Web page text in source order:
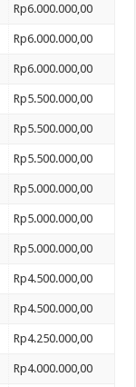
Rp6.000.000,00
Rp6.000.000,00
Rp6.000.000,00
Rp5.500.000,00
Rp5.500.000,00
Rp5.500.000,00
Rp5.000.000,00
Rp5.000.000,00
Rp5.000.000,00
Rp4.500.000,00
Rp4.500.000,00
Rp4.250.000,00
Rp4.000.000,00